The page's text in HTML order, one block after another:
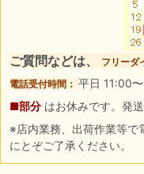
ご質問などは、
フリー
電話受付時間： 平日 11:00
■部分 はお休みです。発
※店内業務、出荷作業等で
にとぞご了承ください。